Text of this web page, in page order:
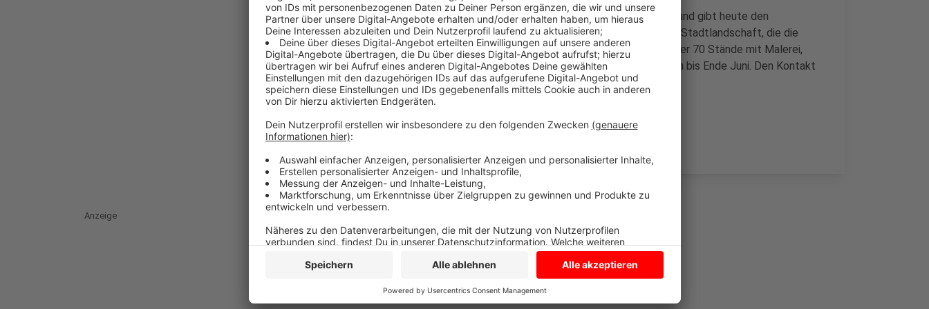
Der Kreis Coesfeld organisiert die Veranstaltung "Kunst im Park" und gibt heute den
Startschuss für Anmeldungen. Im vergangenen Jahr gab es in der Stadtlandschaft, die die
Burg Vischering und die Burg Lüdinghausen verbindet, Platz für über 70 Stände mit Malerei,
Graphik, Skulptur und Kunsthandwerk. Interessierte bewerben sich bis Ende Juni. Den Kontakt
gibt esHIER
Anzeige